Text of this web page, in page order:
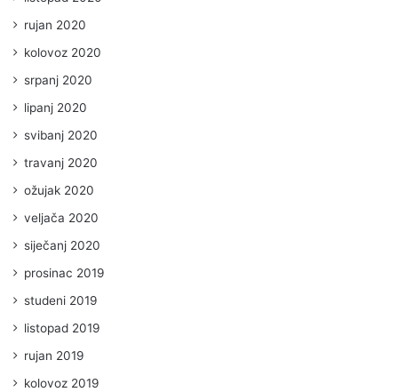
rujan 2020
kolovoz 2020
srpanj 2020
lipanj 2020
svibanj 2020
travanj 2020
ožujak 2020
veljača 2020
siječanj 2020
prosinac 2019
studeni 2019
listopad 2019
rujan 2019
kolovoz 2019